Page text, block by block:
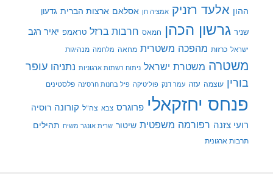
ההון אלעד רזניק אמציה חן אסלאם ארצות הברית גדעון
שניר גרשון הכהן חמאס חרבות ברזל טראמפ יאיר רגב
ישראל כרזות מהפכה משטרית מחאה מלחמה מנהיגות
משטרה משטרת ישראל ניתוח רשתות ארגוניות נתניהו עופר
בורין עוצמה עזה עמר דנק פוליטיקה פיל בחנות חרסינה פלסטינים
פנחס יחזקאלי פרוגרס צבא צה"ל קורונה רוסיה
רועי צזנה רפורמה משפטית שיטור שרית אונגר משיח תהילים
תרבות ארגונית